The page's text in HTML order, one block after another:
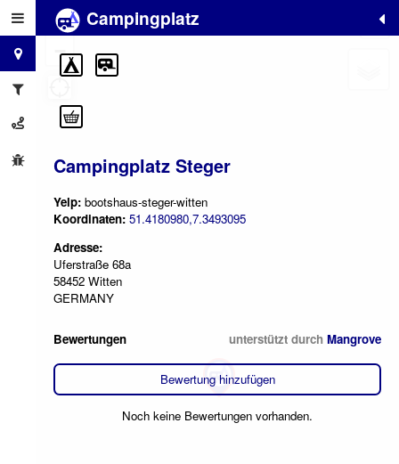
Campingplatz
Campingplatz Steger
Yelp: bootshaus-steger-witten
Koordinaten: 51.4180980,7.3493095
Adresse:
Uferstraße 68a
58452 Witten
GERMANY
Bewertungen unterstützt durch Mangrove
Bewertung hinzufügen
Noch keine Bewertungen vorhanden.
+
−